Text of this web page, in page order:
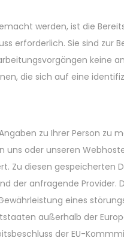
werden, ist die
erforderlich. Sie sind
keine
die sich auf eine
zu Ihrer Person zu
uns oder unseren
Zu diesen gespeicherten
der anfragende Provider.
eines
außerhalb der
der EU-